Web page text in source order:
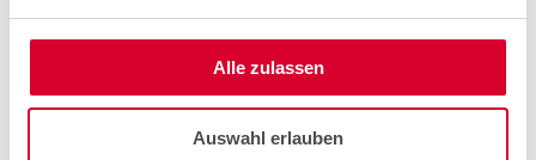
Alle zulassen
Auswahl erlauben